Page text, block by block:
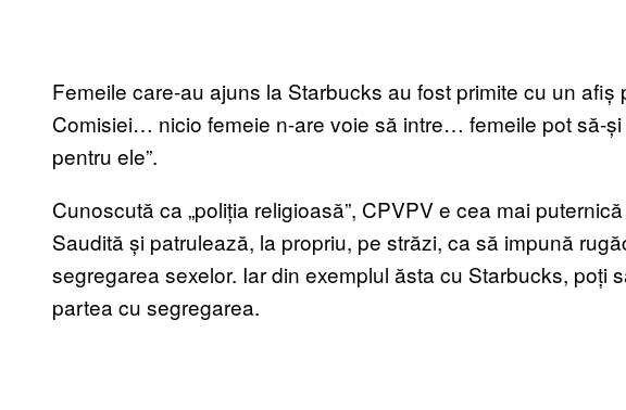
Femeile care-au ajuns la Starbucks au fost primite cu un afiș
Comisiei… nicio femeie n-are voie să intre… femeile pot să-și
pentru ele”.
Cunoscută ca „poliția religioasă”, CPVPV e cea mai
Saudită și patrulează, la propriu, pe străzi, ca să impună
segregarea sexelor. Iar din exemplul ăsta cu Starbucks, poți
partea cu segregarea.